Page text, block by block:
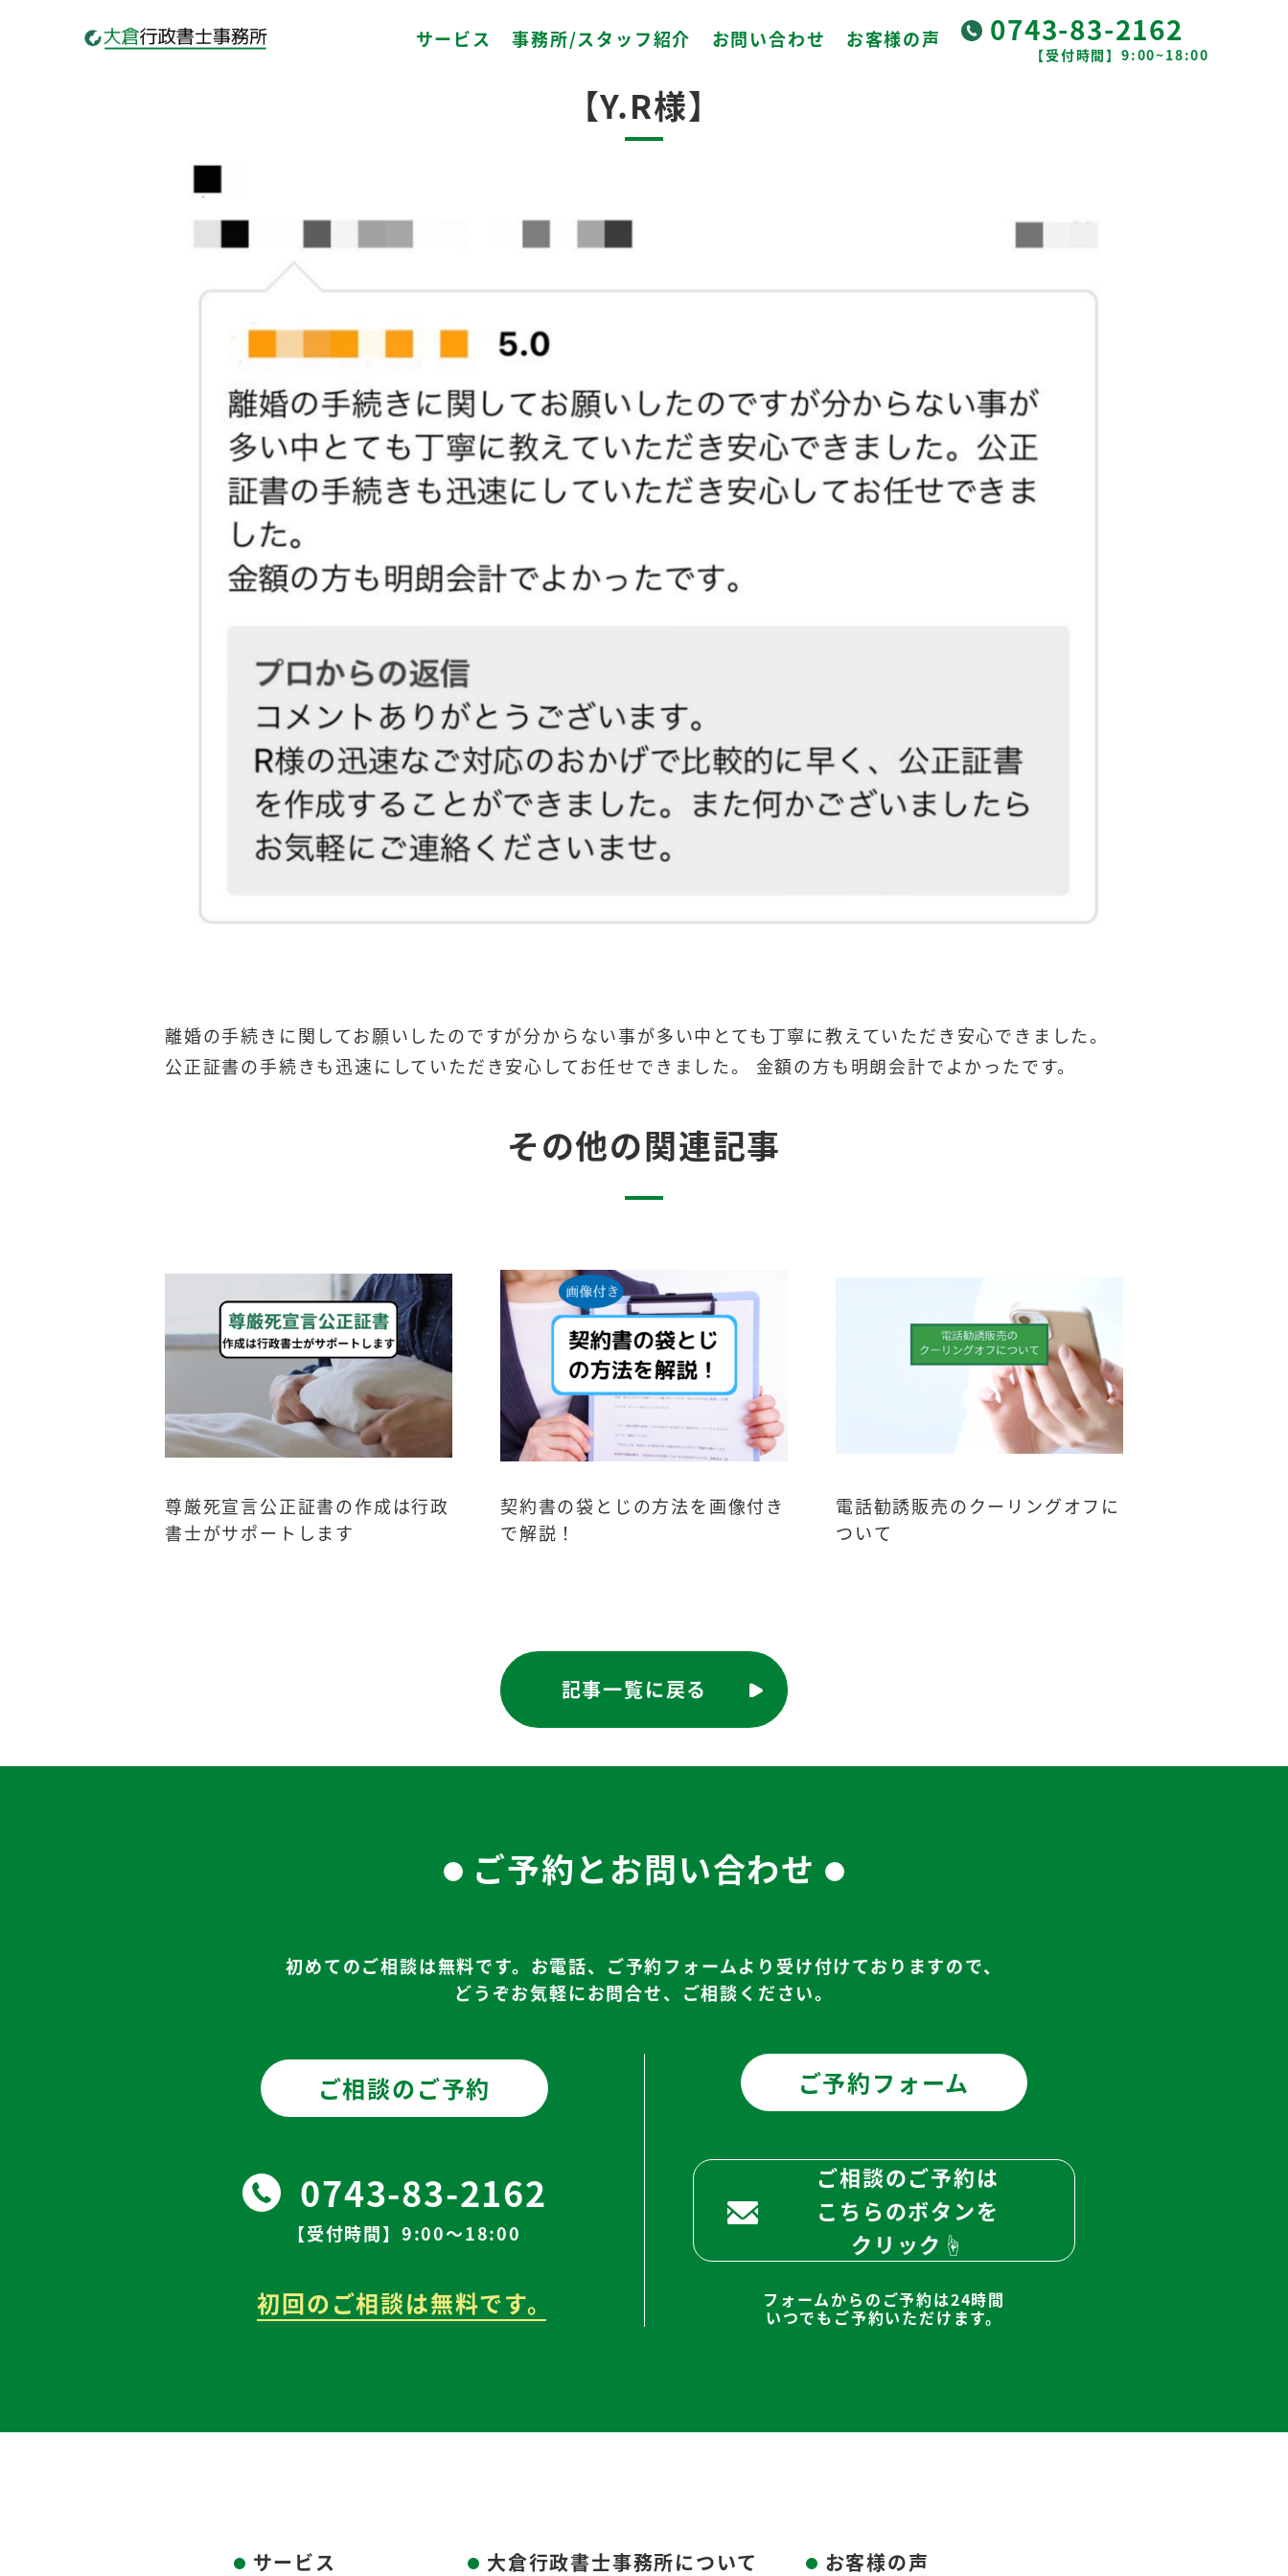
サービス 事務所/スタッフ紹介 お問い合わせ お客様の声 0743-83-2162
【受付時間】9:00~18:00
【Y.R様】
離婚の手続きに関してお願いしたのですが分からない事が多い中とても丁寧に教えていただき安心できました。
公正証書の手続きも迅速にしていただき安心してお任せできました。 金額の方も明朗会計でよかったです。
その他の関連記事
尊厳死宣言公正証書の作成は行政
書士がサポートします
契約書の袋とじの方法を画像付き
で解説！
電話勧誘販売のクーリングオフに
ついて
記事一覧に戻る
ご予約とお問い合わせ
初めてのご相談は無料です。お電話、ご予約フォームより受け付けておりますので、
どうぞお気軽にお問合せ、ご相談ください。
ご相談のご予約
0743-83-2162
【受付時間】9:00～18:00
初回のご相談は無料です。
ご予約フォーム
ご相談のご予約は
こちらのボタンを
クリック☝
フォームからのご予約は24時間
いつでもご予約いただけます。
サービス 大倉行政書士事務所について お客様の声